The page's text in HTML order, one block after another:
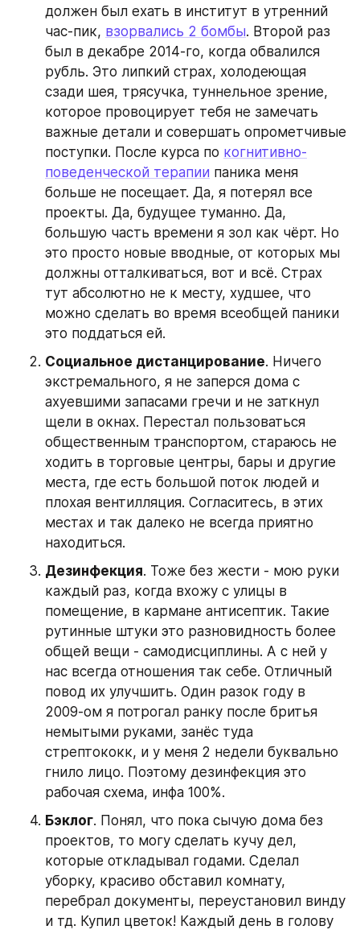
должен был ехать в институт в утренний
час-пик, взорвались 2 бомбы. Второй раз
был в декабре 2014-го, когда обвалился
рубль. Это липкий страх, холодеющая
сзади шея, трясучка, туннельное зрение,
которое провоцирует тебя не замечать
важные детали и совершать опрометчивые
поступки. После курса по когнитивно-
поведенческой терапии паника меня
больше не посещает. Да, я потерял все
проекты. Да, будущее туманно. Да,
большую часть времени я зол как чёрт. Но
это просто новые вводные, от которых мы
должны отталкиваться, вот и всё. Страх
тут абсолютно не к месту, худшее, что
можно сделать во время всеобщей паники
это поддаться ей.
Социальное дистанцирование. Ничего
экстремального, я не заперся дома с
ахуевшими запасами гречи и не заткнул
щели в окнах. Перестал пользоваться
общественным транспортом, стараюсь не
ходить в торговые центры, бары и другие
места, где есть большой поток людей и
плохая вентилляция. Согласитесь, в этих
местах и так далеко не всегда приятно
находиться.
Дезинфекция. Тоже без жести - мою руки
каждый раз, когда вхожу с улицы в
помещение, в кармане антисептик. Такие
рутинные штуки это разновидность более
общей вещи - самодисциплины. А с ней у
нас всегда отношения так себе. Отличный
повод их улучшить. Один разок году в
2009-ом я потрогал ранку после бритья
немытыми руками, занёс туда
стрептококк, и у меня 2 недели буквально
гнило лицо. Поэтому дезинфекция это
рабочая схема, инфа 100%.
Бэклог. Понял, что пока сычую дома без
проектов, то могу сделать кучу дел,
которые откладывал годами. Сделал
уборку, красиво обставил комнату,
перебрал документы, переустановил винду
и тд. Купил цветок! Каждый день в голову